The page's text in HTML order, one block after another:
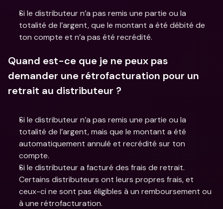
Si le distributeur n’a pas remis une partie ou la
totalité de l’argent, que le montant a été débité de
ton compte et n’a pas été recrédité.
Quand est-ce que je ne peux pas
demander une rétrofacturation pour un
retrait au distributeur ?
Si le distributeur n’a pas remis une partie ou la
totalité de l’argent, mais que le montant a été
automatiquement annulé et recrédité sur ton
compte.
Si le distributeur a facturé des frais de retrait.
Certains distributeurs ont leurs propres frais, et
ceux-ci ne sont pas éligibles à un remboursement ou
à une rétrofacturation.